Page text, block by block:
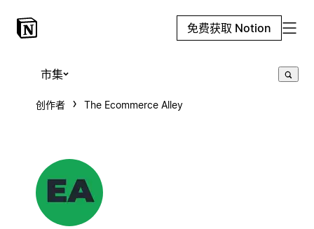
免费获取 Notion
市集
创作者 The Ecommerce Alley